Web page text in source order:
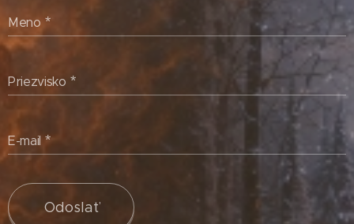
Meno
Priezvisko
E-mail
Odoslať